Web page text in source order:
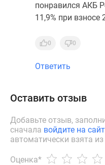
понравился АКБ
11,9% при взносе
0 0
Ответить
Оставить отзыв
Добавьте отзыв,
сначала войдите на сайт
автоматически взята
Оценка*